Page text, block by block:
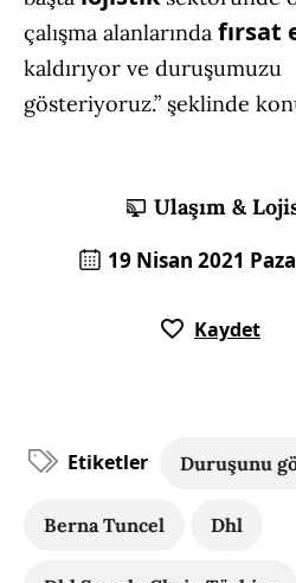
çalışma alanlarında fırsat
kaldırıyor ve duruşumuzu
gösteriyoruz.” şeklinde
Ulaşım &
19 Nisan 2021
Kaydet
Etiketler Duruşunu
Berna Tuncel Dhl